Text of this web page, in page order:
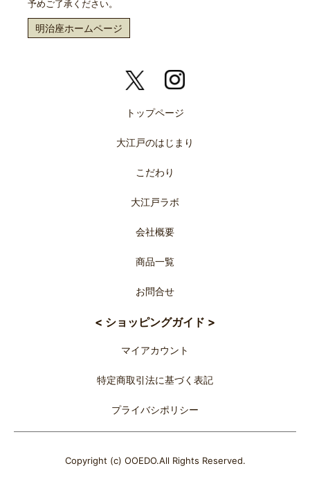
予めご了承ください。
明治座ホームページ
トップページ
大江戸のはじまり
こだわり
大江戸ラボ
会社概要
商品一覧
お問合せ
< ショッピングガイド >
マイアカウント
特定商取引法に基づく表記
プライバシポリシー
Copyright (c) OOEDO.All Rights Reserved.